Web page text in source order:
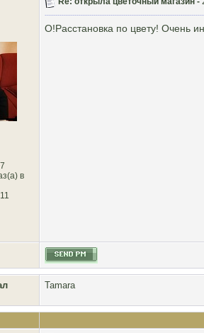
в
О!Расстановка по цвету! Очень
Tamara